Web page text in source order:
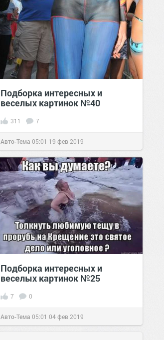
Подборка интересных и
веселых картинок №40
311 7
Авто-Тема 05:01 19 фев 2019
Подборка интересных и
веселых картинок №25
7 0
Авто-Тема 05:01 04 фев 2019